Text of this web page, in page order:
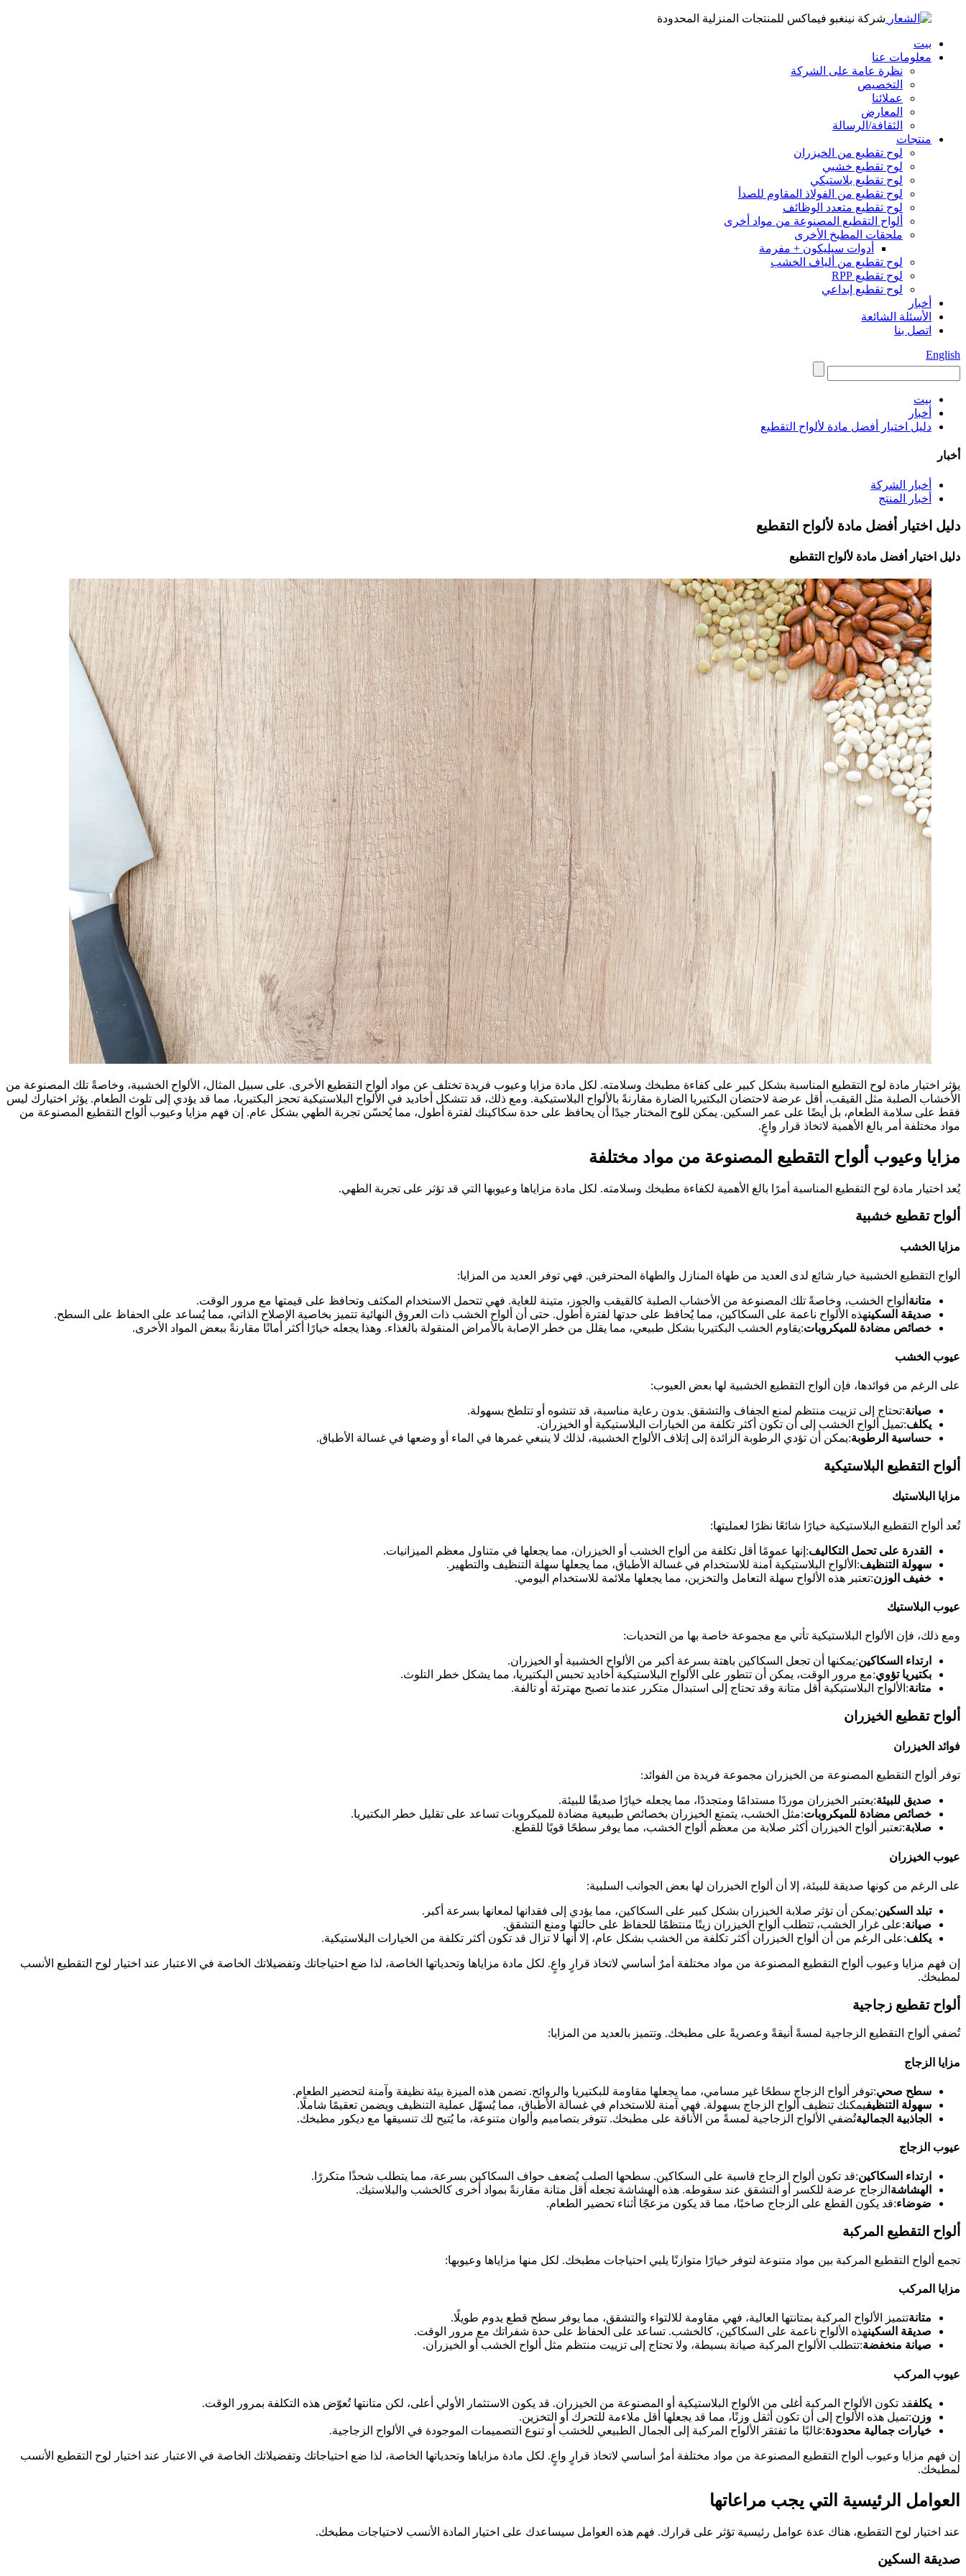
شركة نينغبو فيماكس للمنتجات المنزلية المحدودة
بيت
معلومات عنا
نظرة عامة على الشركة
التخصيص
عملائنا
المعارض
الثقافة/الرسالة
منتجات
لوح تقطيع من الخيزران
لوح تقطيع خشبي
لوح تقطيع بلاستيكي
لوح تقطيع من الفولاذ المقاوم للصدأ
لوح تقطيع متعدد الوظائف
ألواح التقطيع المصنوعة من مواد أخرى
ملحقات المطبخ الأخرى
أدوات سيليكون + مفرمة
لوح تقطيع من ألياف الخشب
لوح تقطيع RPP
لوح تقطيع إبداعي
أخبار
الأسئلة الشائعة
اتصل بنا
English
بيت
أخبار
دليل اختيار أفضل مادة لألواح التقطيع
أخبار
أخبار الشركة
أخبار المنتج
دليل اختيار أفضل مادة لألواح التقطيع
دليل اختيار أفضل مادة لألواح التقطيع
يؤثر اختيار مادة لوح التقطيع المناسبة بشكل كبير على كفاءة مطبخك وسلامته. لكل مادة مزايا وعيوب فريدة تختلف عن مواد ألواح التقطيع الأخرى. على سبيل المثال، الألواح الخشبية، وخاصةً تلك المصنوعة من
الأخشاب الصلبة مثل القيقب، أقل عرضة لاحتضان البكتيريا الضارة مقارنةً بالألواح البلاستيكية. ومع ذلك، قد تتشكل أخاديد في الألواح البلاستيكية تحجز البكتيريا، مما قد يؤدي إلى تلوث الطعام. يؤثر اختيارك ليس
فقط على سلامة الطعام، بل أيضًا على عمر السكين. يمكن للوح المختار جيدًا أن يحافظ على حدة سكاكينك لفترة أطول، مما يُحسّن تجربة الطهي بشكل عام. إن فهم مزايا وعيوب ألواح التقطيع المصنوعة من
مواد مختلفة أمر بالغ الأهمية لاتخاذ قرار واعٍ.
مزايا وعيوب ألواح التقطيع المصنوعة من مواد مختلفة
يُعد اختيار مادة لوح التقطيع المناسبة أمرًا بالغ الأهمية لكفاءة مطبخك وسلامته. لكل مادة مزاياها وعيوبها التي قد تؤثر على تجربة الطهي.
ألواح تقطيع خشبية
مزايا الخشب
ألواح التقطيع الخشبية خيار شائع لدى العديد من طهاة المنازل والطهاة المحترفين. فهي توفر العديد من المزايا:
متانة ألواح الخشب، وخاصةً تلك المصنوعة من الأخشاب الصلبة كالقيقب والجوز، متينة للغاية. فهي تتحمل الاستخدام المكثف وتحافظ على قيمتها مع مرور الوقت.
صديقة السكينهذه الألواح ناعمة على السكاكين، مما يُحافظ على حدتها لفترة أطول. حتى أن ألواح الخشب ذات العروق النهائية تتميز بخاصية الإصلاح الذاتي، مما يُساعد على الحفاظ على السطح.
خصائص مضادة للميكروبات:يقاوم الخشب البكتيريا بشكل طبيعي، مما يقلل من خطر الإصابة بالأمراض المنقولة بالغذاء. وهذا يجعله خيارًا أكثر أمانًا مقارنةً ببعض المواد الأخرى.
عيوب الخشب
على الرغم من فوائدها، فإن ألواح التقطيع الخشبية لها بعض العيوب:
صيانة:تحتاج إلى تزييت منتظم لمنع الجفاف والتشقق. بدون رعاية مناسبة، قد تتشوه أو تتلطخ بسهولة.
يكلف:تميل ألواح الخشب إلى أن تكون أكثر تكلفة من الخيارات البلاستيكية أو الخيزران.
حساسية الرطوبة:يمكن أن تؤدي الرطوبة الزائدة إلى إتلاف الألواح الخشبية، لذلك لا ينبغي غمرها في الماء أو وضعها في غسالة الأطباق.
ألواح التقطيع البلاستيكية
مزايا البلاستيك
تُعد ألواح التقطيع البلاستيكية خيارًا شائعًا نظرًا لعمليتها:
القدرة على تحمل التكاليف:إنها عمومًا أقل تكلفة من ألواح الخشب أو الخيزران، مما يجعلها في متناول معظم الميزانيات.
سهولة التنظيف:الألواح البلاستيكية آمنة للاستخدام في غسالة الأطباق، مما يجعلها سهلة التنظيف والتطهير.
خفيف الوزن:تعتبر هذه الألواح سهلة التعامل والتخزين، مما يجعلها ملائمة للاستخدام اليومي.
عيوب البلاستيك
ومع ذلك، فإن الألواح البلاستيكية تأتي مع مجموعة خاصة بها من التحديات:
ارتداء السكاكين:يمكنها أن تجعل السكاكين باهتة بسرعة أكبر من الألواح الخشبية أو الخيزران.
بكتيريا تؤوي:مع مرور الوقت، يمكن أن تتطور على الألواح البلاستيكية أخاديد تحبس البكتيريا، مما يشكل خطر التلوث.
متانة:الألواح البلاستيكية أقل متانة وقد تحتاج إلى استبدال متكرر عندما تصبح مهترئة أو تالفة.
ألواح تقطيع الخيزران
فوائد الخيزران
توفر ألواح التقطيع المصنوعة من الخيزران مجموعة فريدة من الفوائد:
صديق للبيئة:يعتبر الخيزران موردًا مستدامًا ومتجددًا، مما يجعله خيارًا صديقًا للبيئة.
خصائص مضادة للميكروبات:مثل الخشب، يتمتع الخيزران بخصائص طبيعية مضادة للميكروبات تساعد على تقليل خطر البكتيريا.
صلابة:تعتبر ألواح الخيزران أكثر صلابة من معظم ألواح الخشب، مما يوفر سطحًا قويًا للقطع.
عيوب الخيزران
على الرغم من كونها صديقة للبيئة، إلا أن ألواح الخيزران لها بعض الجوانب السلبية:
تبلد السكين:يمكن أن تؤثر صلابة الخيزران بشكل كبير على السكاكين، مما يؤدي إلى فقدانها لمعانها بسرعة أكبر.
صيانة:على غرار الخشب، تتطلب ألواح الخيزران زيتًا منتظمًا للحفاظ على حالتها ومنع التشقق.
يكلف:على الرغم من أن ألواح الخيزران أكثر تكلفة من الخشب بشكل عام، إلا أنها لا تزال قد تكون أكثر تكلفة من الخيارات البلاستيكية.
إن فهم مزايا وعيوب ألواح التقطيع المصنوعة من مواد مختلفة أمرٌ أساسي لاتخاذ قرارٍ واعٍ. لكل مادة مزاياها وتحدياتها الخاصة، لذا ضع احتياجاتك وتفضيلاتك الخاصة في الاعتبار عند اختيار لوح التقطيع الأنسب
لمطبخك.
ألواح تقطيع زجاجية
تُضفي ألواح التقطيع الزجاجية لمسةً أنيقةً وعصريةً على مطبخك. وتتميز بالعديد من المزايا:
مزايا الزجاج
سطح صحي:توفر ألواح الزجاج سطحًا غير مسامي، مما يجعلها مقاومة للبكتيريا والروائح. تضمن هذه الميزة بيئة نظيفة وآمنة لتحضير الطعام.
سهولة التنظيفيمكنك تنظيف ألواح الزجاج بسهولة. فهي آمنة للاستخدام في غسالة الأطباق، مما يُسهّل عملية التنظيف ويضمن تعقيمًا شاملًا.
الجاذبية الجماليةتُضفي الألواح الزجاجية لمسةً من الأناقة على مطبخك. تتوفر بتصاميم وألوان متنوعة، ما يُتيح لك تنسيقها مع ديكور مطبخك.
عيوب الزجاج
ارتداء السكاكين:قد تكون ألواح الزجاج قاسية على السكاكين. سطحها الصلب يُضعف حواف السكاكين بسرعة، مما يتطلب شحذًا متكررًا.
الهشاشة الزجاج عرضة للكسر أو التشقق عند سقوطه. هذه الهشاشة تجعله أقل متانة مقارنةً بمواد أخرى كالخشب والبلاستيك.
ضوضاء:قد يكون القطع على الزجاج صاخبًا، مما قد يكون مزعجًا أثناء تحضير الطعام.
ألواح التقطيع المركبة
تجمع ألواح التقطيع المركبة بين مواد متنوعة لتوفر خيارًا متوازنًا يلبي احتياجات مطبخك. لكل منها مزاياها وعيوبها:
مزايا المركب
متانةتتميز الألواح المركبة بمتانتها العالية، فهي مقاومة للالتواء والتشقق، مما يوفر سطح قطع يدوم طويلًا.
صديقة السكينهذه الألواح ناعمة على السكاكين، كالخشب. تساعد على الحفاظ على حدة شفراتك مع مرور الوقت.
صيانة منخفضة:تتطلب الألواح المركبة صيانة بسيطة، ولا تحتاج إلى تزييت منتظم مثل ألواح الخشب أو الخيزران.
عيوب المركب
يكلفقد تكون الألواح المركبة أغلى من الألواح البلاستيكية أو المصنوعة من الخيزران. قد يكون الاستثمار الأولي أعلى، لكن متانتها تُعوّض هذه التكلفة بمرور الوقت.
وزن:تميل هذه الألواح إلى أن تكون أثقل وزنًا، مما قد يجعلها أقل ملاءمة للتحرك أو التخزين.
خيارات جمالية محدودة:غالبًا ما تفتقر الألواح المركبة إلى الجمال الطبيعي للخشب أو تنوع التصميمات الموجودة في الألواح الزجاجية.
إن فهم مزايا وعيوب ألواح التقطيع المصنوعة من مواد مختلفة أمرٌ أساسي لاتخاذ قرارٍ واعٍ. لكل مادة مزاياها وتحدياتها الخاصة، لذا ضع احتياجاتك وتفضيلاتك الخاصة في الاعتبار عند اختيار لوح التقطيع الأنسب
لمطبخك.
العوامل الرئيسية التي يجب مراعاتها
عند اختيار لوح التقطيع، هناك عدة عوامل رئيسية تؤثر على قرارك. فهم هذه العوامل سيساعدك على اختيار المادة الأنسب لاحتياجات مطبخك.
صديقة السكين